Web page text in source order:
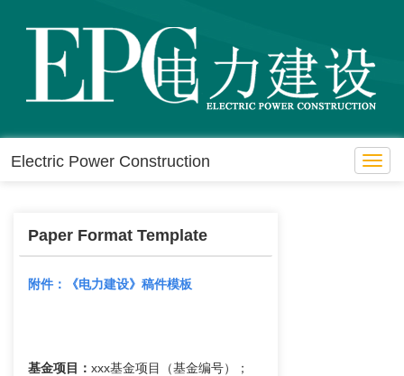
Electric Power Construction
Paper Format Template
附件：《电力建设》稿件模板
基金项目： xxx基金项目（基金编号）；